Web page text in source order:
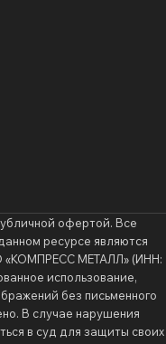
офертой. Все
ресурсе являются
«КОМПРЕСС МЕТАЛЛ» (ИНН:
использование,
без письменного
В случае нарушения
в суд для защиты своих